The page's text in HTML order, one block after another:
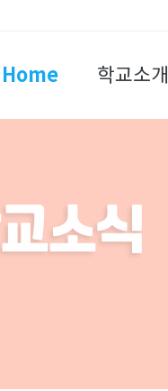
Home 학교소개
소식